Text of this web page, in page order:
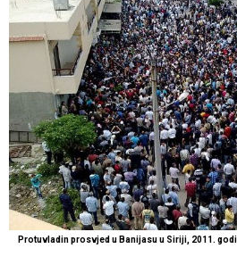
Protuvladin prosvjed u Banijasu u Siriji, 2011.